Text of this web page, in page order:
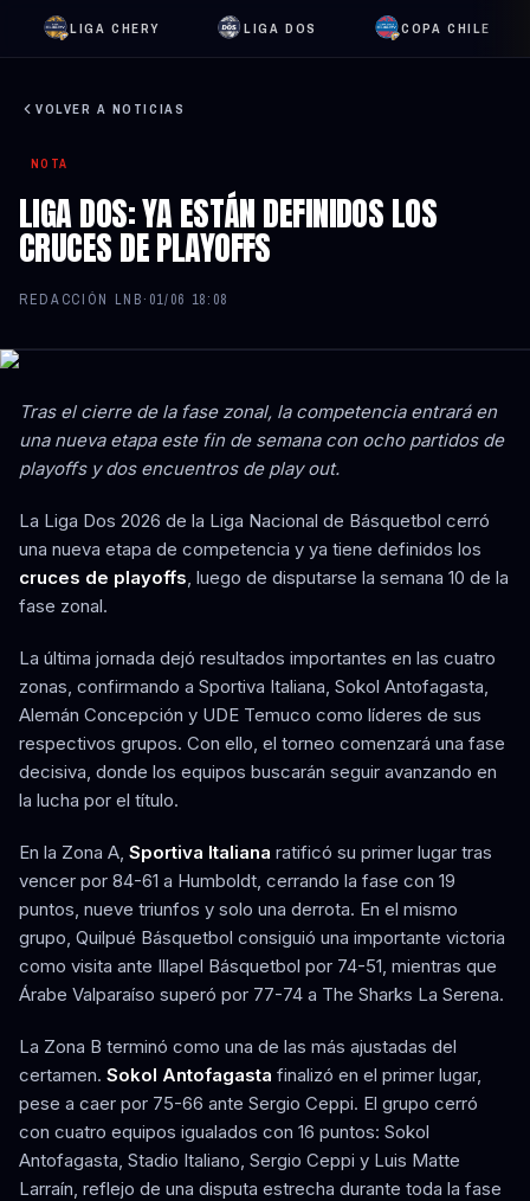
LIGA CHERY LIGA DOS COPA CHILE
VOLVER A NOTICIAS
NOTA
LIGA DOS: YA ESTÁN DEFINIDOS LOS
CRUCES DE PLAYOFFS
REDACCIÓN LNB· 01/06 18:08
Tras el cierre de la fase zonal, la competencia entrará en
una nueva etapa este fin de semana con ocho partidos de
playoffs y dos encuentros de play out.
La Liga Dos 2026 de la Liga Nacional de Básquetbol cerró
una nueva etapa de competencia y ya tiene definidos los
cruces de playoffs, luego de disputarse la semana 10 de la
fase zonal.
La última jornada dejó resultados importantes en las cuatro
zonas, confirmando a Sportiva Italiana, Sokol Antofagasta,
Alemán Concepción y UDE Temuco como líderes de sus
respectivos grupos. Con ello, el torneo comenzará una fase
decisiva, donde los equipos buscarán seguir avanzando en
la lucha por el título.
En la Zona A, Sportiva Italiana ratificó su primer lugar tras
vencer por 84-61 a Humboldt, cerrando la fase con 19
puntos, nueve triunfos y solo una derrota. En el mismo
grupo, Quilpué Básquetbol consiguió una importante victoria
como visita ante Illapel Básquetbol por 74-51, mientras que
Árabe Valparaíso superó por 77-74 a The Sharks La Serena.
La Zona B terminó como una de las más ajustadas del
certamen. Sokol Antofagasta finalizó en el primer lugar,
pese a caer por 75-66 ante Sergio Ceppi. El grupo cerró
con cuatro equipos igualados con 16 puntos: Sokol
Antofagasta, Stadio Italiano, Sergio Ceppi y Luis Matte
Larraín, reflejo de una disputa estrecha durante toda la fase